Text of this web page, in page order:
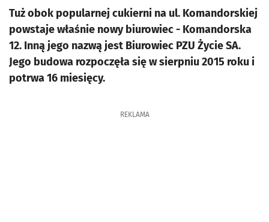
Tuż obok popularnej cukierni na ul. Komandorskiej
powstaje właśnie nowy biurowiec - Komandorska
12. Inną jego nazwą jest Biurowiec PZU Życie SA.
Jego budowa rozpoczęła się w sierpniu 2015 roku i
potrwa 16 miesięcy.
REKLAMA